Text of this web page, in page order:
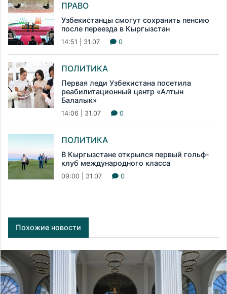
ПРАВО
Узбекистанцы смогут сохранить пенсию
после переезда в Кыргызстан
14:51 | 31.07 0
ПОЛИТИКА
Первая леди Узбекистана посетила
реабилитационный центр «Алтын
Балалык»
14:06 | 31.07 0
ПОЛИТИКА
В Кыргызстане открылся первый гольф-
клуб международного класса
09:00 | 31.07 0
Похожие новости